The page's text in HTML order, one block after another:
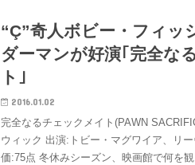
“Ç”奇人ボビー・フィッ
ダーマンが好演｢完全な
ト｣
2016.01.02
完全なるチェックメイト(PAWN
ウィック 出演:トビー・マグワイア、リ
価:75点 冬休みシーズン、映画館で何を